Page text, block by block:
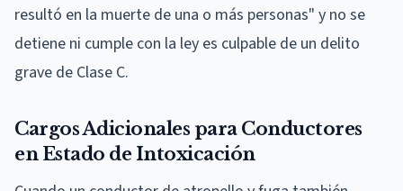
resultó en la muerte de una o más personas" y no se
detiene ni cumple con la ley es culpable de un delito
grave de Clase C.
Cargos Adicionales para Conductores
en Estado de Intoxicación